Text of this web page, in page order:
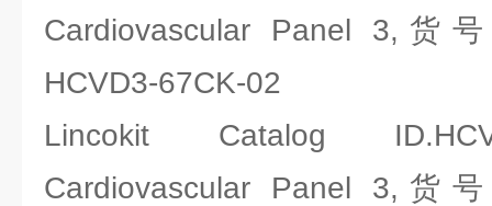
Cardiovascular Panel 3,货
HCVD3-67CK-02
Lincokit Catalog
Cardiovascular Panel 3,货